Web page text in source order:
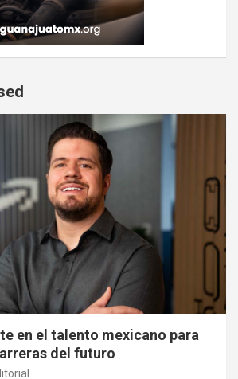
en el talento mexicano para
del futuro